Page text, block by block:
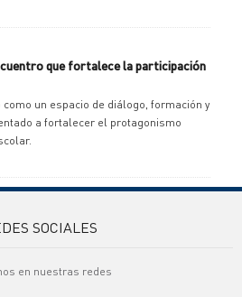
que fortalece la participación
un espacio de diálogo, formación y
a fortalecer el protagonismo
SOCIALES
en nuestras redes